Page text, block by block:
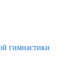
гимнастики